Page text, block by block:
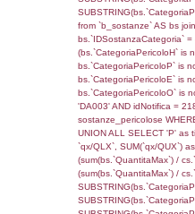
sql: